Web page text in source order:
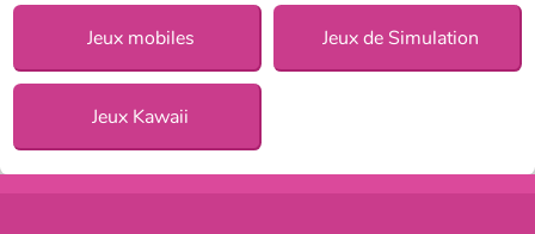
Jeux mobiles Jeux de Simulation
Jeux Kawaii